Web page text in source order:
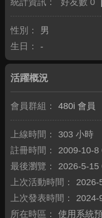
統計資訊： 好友數 0
性別：
男
生日：
-
活躍概況
會員群組： 480i 會員
上線時間：
303 小時
註冊時間：
2009-10-8
最後瀏覽：
2026-5-15
上次活動時間：
2026-
上次發表時間：
2024-
所在時區：
使用系統